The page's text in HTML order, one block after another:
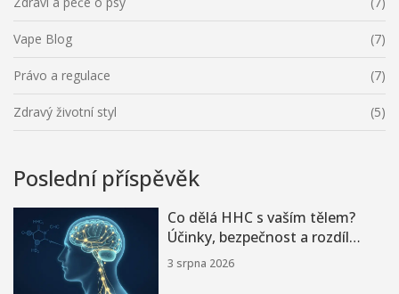
Vape Blog (7)
Právo a regulace (7)
Zdravý životní styl (5)
Poslední příspěvěk
Co dělá HHC s vaším tělem?
Účinky, bezpečnost a rozdíl
oproti THC
3 srpna 2026